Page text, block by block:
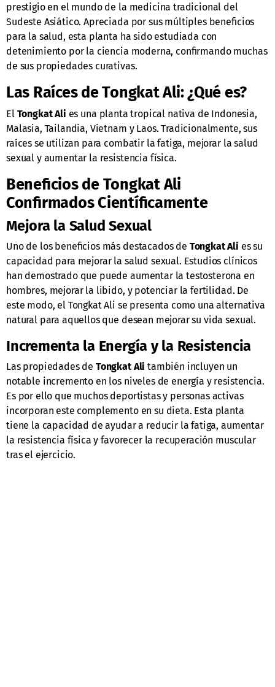
prestigio en el mundo de la medicina tradicional del
Sudeste Asiático. Apreciada por sus múltiples beneficios
para la salud, esta planta ha sido estudiada con
detenimiento por la ciencia moderna, confirmando muchas
de sus propiedades curativas.
Las Raíces de Tongkat Ali: ¿Qué es?
El Tongkat Ali es una planta tropical nativa de Indonesia,
Malasia, Tailandia, Vietnam y Laos. Tradicionalmente, sus
raíces se utilizan para combatir la fatiga, mejorar la salud
sexual y aumentar la resistencia física.
Beneficios de Tongkat Ali
Confirmados Científicamente
Mejora la Salud Sexual
Uno de los beneficios más destacados de Tongkat Ali es su
capacidad para mejorar la salud sexual. Estudios clínicos
han demostrado que puede aumentar la testosterona en
hombres, mejorar la libido, y potenciar la fertilidad. De
este modo, el Tongkat Ali se presenta como una alternativa
natural para aquellos que desean mejorar su vida sexual.
Incrementa la Energía y la Resistencia
Las propiedades de Tongkat Ali también incluyen un
notable incremento en los niveles de energía y resistencia.
Es por ello que muchos deportistas y personas activas
incorporan este complemento en su dieta. Esta planta
tiene la capacidad de ayudar a reducir la fatiga, aumentar
la resistencia física y favorecer la recuperación muscular
tras el ejercicio.